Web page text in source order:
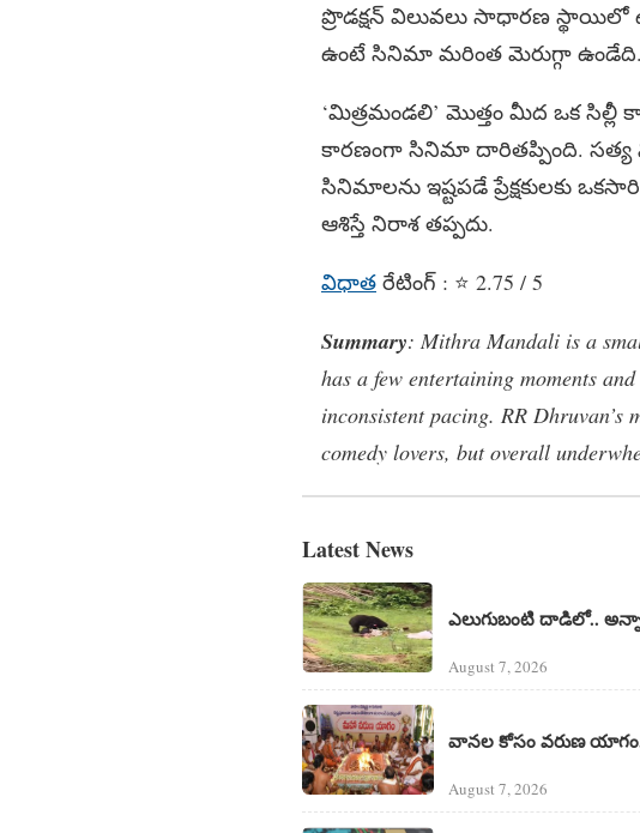
ప్రొడక్షన్ విలువలు సాధారణ స్థాయిలో
ఉంటే సినిమా మరింత మెరుగ్గా ఉండేది.
‘మిత్రమండలి’ మొత్తం మీద ఒక
కారణంగా సినిమా దారితప్పింది. సత్య
సినిమాలను ఇష్టపడే ప్రేక్షకులకు
ఆశిస్తే నిరాశ తప్పదు.
విధాత రేటింగ్‌ : ⭐ 2.75 / 5
Summary: Mithra Mandali is a
has a few entertaining moments
inconsistent pacing. RR Dhruvan’s
comedy lovers, but overall
Latest News
ఎలుగుబంటి దాడిలో..
August 7, 2026
వానల కోసం వరుణ
August 7, 2026